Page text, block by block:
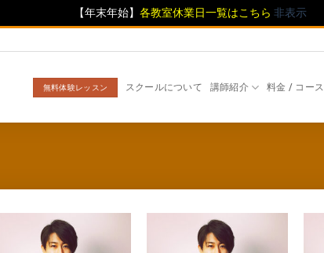
【年末年始】 各教室休業日一覧はこちら 非表示
無料体験レッスン スクールについて 講師紹介 料金 / コース